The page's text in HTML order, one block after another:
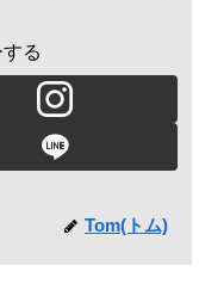
る
Tom(トム)